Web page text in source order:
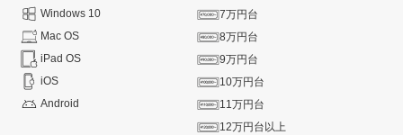
Windows 10
Mac OS
iPad OS
iOS
Android
7万円台
8万円台
9万円台
10万円台
11万円台
12万円台以上